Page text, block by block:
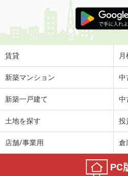
賃貸
新築マンション 中
新築一戸建て 中
土地を探す 投
店舗/事業用 倉
PC